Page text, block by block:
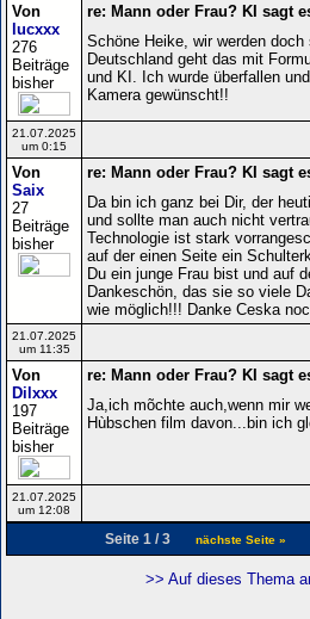
Von
lucxxx
276
Beiträge
bisher
re: Mann oder Frau? KI sagt
Schöne Heike, wir werden
Deutschland geht das mit
und KI. Ich wurde überfallen
Kamera gewünscht!!
21.07.2025
um 0:15
Von
Saix
27
Beiträge
bisher
re: Mann oder Frau? KI sagt
Da bin ich ganz bei Dir, der
und sollte man auch nicht
Technologie ist stark
auf der einen Seite ein
Du ein junge Frau bist und auf
Dankeschön, das sie so viele
wie möglich!!! Danke Ceska
21.07.2025
um 11:35
Von
Dilxxx
197
Beiträge
bisher
re: Mann oder Frau? KI sagt
Ja,ich mõchte auch,wenn mir
Hùbschen film davon...bin ich
21.07.2025
um 12:08
Seite 1 / 3 nächste Seite »
>> Auf dieses Thema